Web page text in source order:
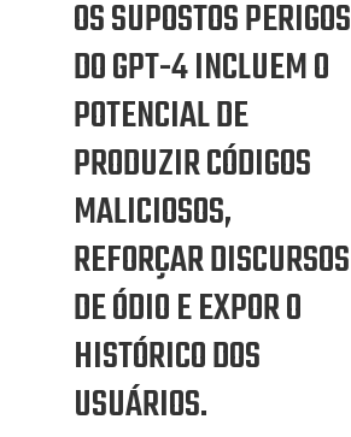
OS SUPOSTOS PERIGOS
DO GPT-4 INCLUEM O
POTENCIAL DE
PRODUZIR CÓDIGOS
MALICIOSOS,
REFORÇAR DISCURSOS
DE ÓDIO E EXPOR O
HISTÓRICO DOS
USUÁRIOS.